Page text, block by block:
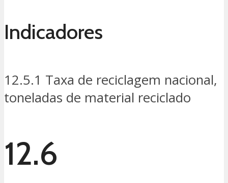
Indicadores
12.5.1 Taxa de reciclagem nacional,
toneladas de material reciclado
12.6